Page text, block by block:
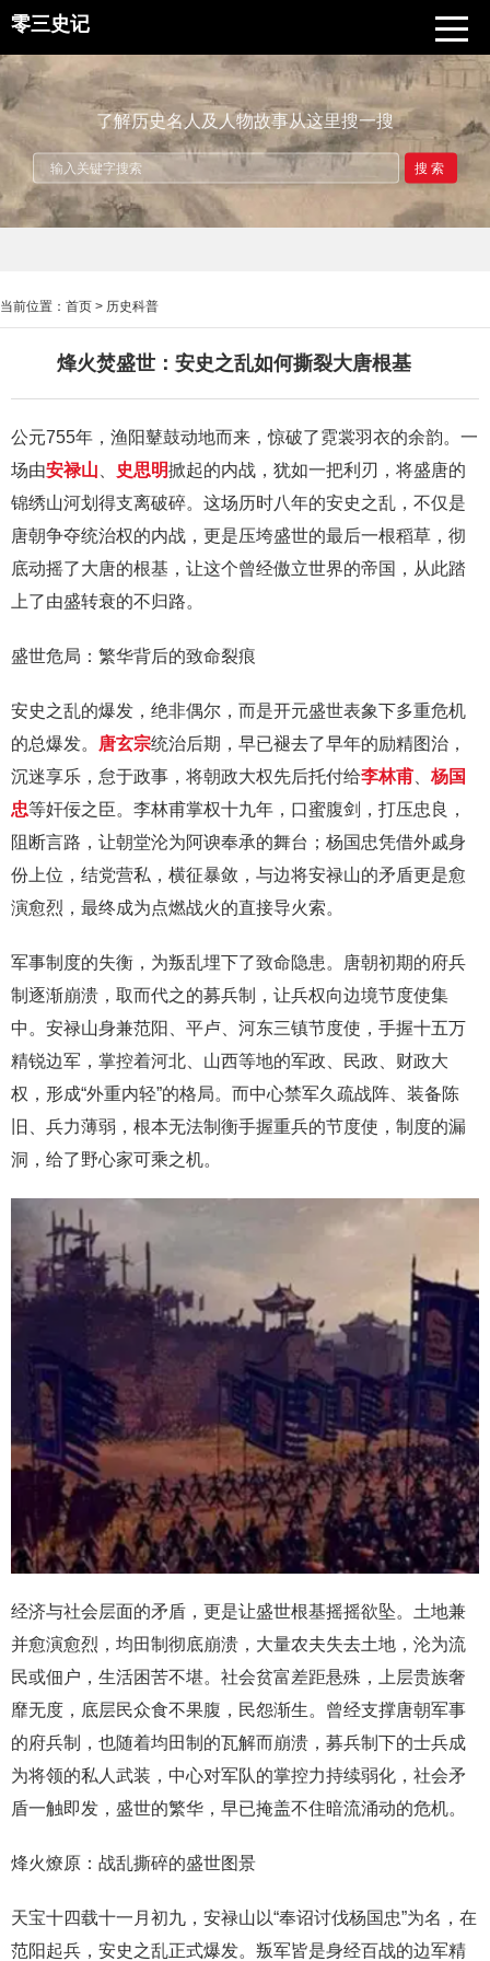
零三史记
了解历史名人及人物故事从这里搜一搜
搜索
当前位置： 首页 > 历史科普
烽火焚盛世：安史之乱如何撕裂大唐根基
公元755年，渔阳鼙鼓动地而来，惊破了霓裳羽衣的余韵。一
场由安禄山 史思明掀起的内战，犹如一把利刃，将盛唐的
锦绣山河划得支离破碎。这场历时八年的安史之乱，不仅是
唐朝争夺统治权的内战，更是压垮盛世的最后一根稻草，彻
底动摇了大唐的根基，让这个曾经傲立世界的帝国，从此踏
上了由盛转衰的不归路。
盛世危局：繁华背后的致命裂痕
安史之乱的爆发，绝非偶尔，而是开元盛世表象下多重危机
的总爆发。
唐玄宗统治后期，早已褪去了早年的励精图治，
沉迷享乐，怠于政事，将朝政大权先后托付给李林甫
杨国
忠等奸佞之臣。李林甫掌权十九年，口蜜腹剑，打压忠良，
阻断言路，让朝堂沦为阿谀奉承的舞台；杨国忠凭借外戚身
份上位，结党营私，横征暴敛，与边将安禄山的矛盾更是愈
演愈烈，最终成为点燃战火的直接导火索。
军事制度的失衡，为叛乱埋下了致命隐患。唐朝初期的府兵
制逐渐崩溃，取而代之的募兵制，让兵权向边境节度使集
中。安禄山身兼范阳、平卢、河东三镇节度使，手握十五万
精锐边军，掌控着河北、山西等地的军政、民政、财政大
权，形成“外重内轻”的格局。而中心禁军久疏战阵、装备陈
旧、兵力薄弱，根本无法制衡手握重兵的节度使，制度的漏
洞，给了野心家可乘之机。
经济与社会层面的矛盾，更是让盛世根基摇摇欲坠。土地兼
并愈演愈烈，均田制彻底崩溃，大量农夫失去土地，沦为流
民或佃户，生活困苦不堪。社会贫富差距悬殊，上层贵族奢
靡无度，底层民众食不果腹，民怨渐生。曾经支撑唐朝军事
的府兵制，也随着均田制的瓦解而崩溃，募兵制下的士兵成
为将领的私人武装，中心对军队的掌控力持续弱化，社会矛
盾一触即发，盛世的繁华，早已掩盖不住暗流涌动的危机。
烽火燎原：战乱撕碎的盛世图景
天宝十四载十一月初九，安禄山以“奉诏讨伐杨国忠”为名，在
范阳起兵，安史之乱正式爆发。叛军皆是身经百战的边军精